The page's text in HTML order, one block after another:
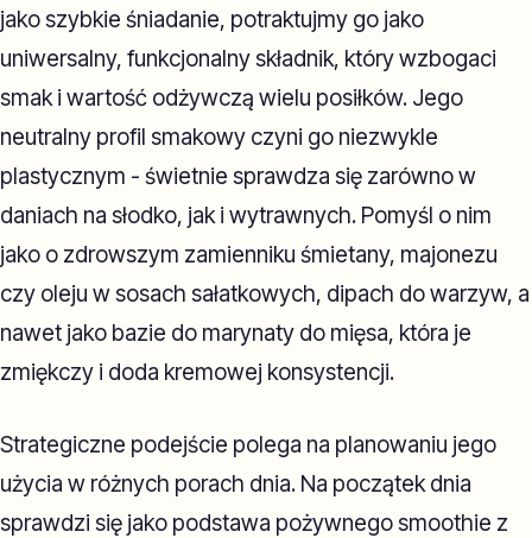
jako szybkie śniadanie, potraktujmy go jako
uniwersalny, funkcjonalny składnik, który wzbogaci
smak i wartość odżywczą wielu posiłków. Jego
neutralny profil smakowy czyni go niezwykle
plastycznym - świetnie sprawdza się zarówno w
daniach na słodko, jak i wytrawnych. Pomyśl o nim
jako o zdrowszym zamienniku śmietany, majonezu
czy oleju w sosach sałatkowych, dipach do warzyw, a
nawet jako bazie do marynaty do mięsa, która je
zmiękczy i doda kremowej konsystencji.
Strategiczne podejście polega na planowaniu jego
użycia w różnych porach dnia. Na początek dnia
sprawdzi się jako podstawa pożywnego smoothie z